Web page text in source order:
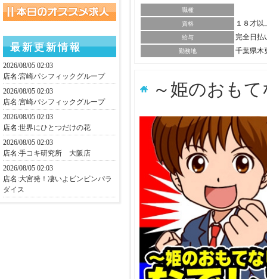
最新更新情報
2026/08/05 02:03
店名:宮崎パシフィックグループ
2026/08/05 02:03
店名:宮崎パシフィックグループ
2026/08/05 02:03
店名:世界にひとつだけの花
2026/08/05 02:03
店名:手コキ研究所 大阪店
2026/08/05 02:03
店名:大宮発！凄いよビンビンパラ
ダイス
職種
資格 １８才
給与 完全日払
勤務地 千葉県木
～姫のおも